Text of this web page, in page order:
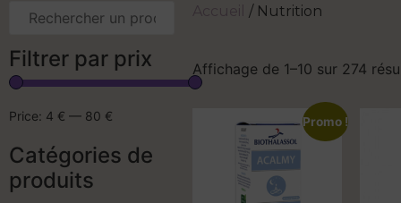
Filtrer par prix
Price: 4 € — 80 €
Catégories de
produits
/ Nutrition
Affichage de 1–10 sur 274
Promo !